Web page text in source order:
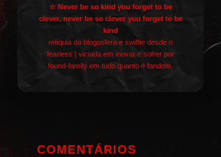
☆ Never be so kind you forget to be
clever, never be so clever you forget to be
kind
relíquia da blogosfera e swiftie desde o
fearless | viciada em inovar e sofrer por
found-family em tudo quanto é fandom.
COMENTÁRIOS